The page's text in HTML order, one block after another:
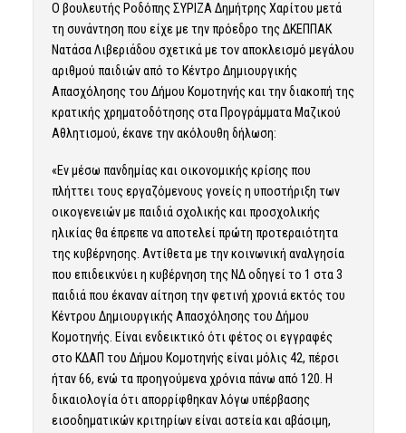
Ο βουλευτής Ροδόπης ΣΥΡΙΖΑ Δημήτρης Χαρίτου μετά
τη συνάντηση που είχε με την πρόεδρο της ΔΚΕΠΠΑΚ
Νατάσα Λιβεριάδου σχετικά με τον αποκλεισμό μεγάλου
αριθμού παιδιών από το Κέντρο Δημιουργικής
Απασχόλησης του Δήμου Κομοτηνής και την διακοπή της
κρατικής χρηματοδότησης στα Προγράμματα Μαζικού
Αθλητισμού, έκανε την ακόλουθη δήλωση:
«Εν μέσω πανδημίας και οικονομικής κρίσης που
πλήττει τους εργαζόμενους γονείς η υποστήριξη των
οικογενειών με παιδιά σχολικής και προσχολικής
ηλικίας θα έπρεπε να αποτελεί πρώτη προτεραιότητα
της κυβέρνησης. Αντίθετα με την κοινωνική αναλγησία
που επιδεικνύει η κυβέρνηση της ΝΔ οδηγεί το 1 στα 3
παιδιά που έκαναν αίτηση την φετινή χρονιά εκτός του
Κέντρου Δημιουργικής Απασχόλησης του Δήμου
Κομοτηνής. Είναι ενδεικτικό ότι φέτος οι εγγραφές
στο ΚΔΑΠ του Δήμου Κομοτηνής είναι μόλις 42, πέρσι
ήταν 66, ενώ τα προηγούμενα χρόνια πάνω από 120. Η
δικαιολογία ότι απορρίφθηκαν λόγω υπέρβασης
εισοδηματικών κριτηρίων είναι αστεία και αβάσιμη,